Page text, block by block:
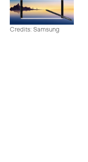
Credits: Samsung